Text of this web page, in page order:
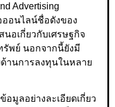
Advertising
ออนไลน์ชื่อดังของ
นอเกี่ยวกับเศรษฐกิจ
รัพย์ นอกจากนี้ยังมี
านการลงทุนในหลาย
อมูลอย่างละเอียดเกี่ยว